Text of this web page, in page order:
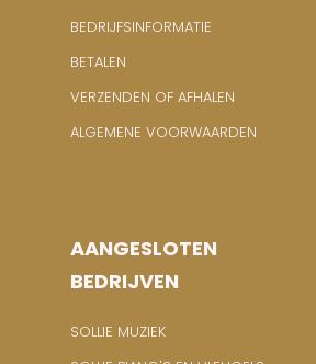
BEDRIJFSINFORMATIE
BETALEN
VERZENDEN OF AFHALEN
ALGEMENE VOORWAARDEN
AANGESLOTEN
BEDRIJVEN
SOLLIE MUZIEK